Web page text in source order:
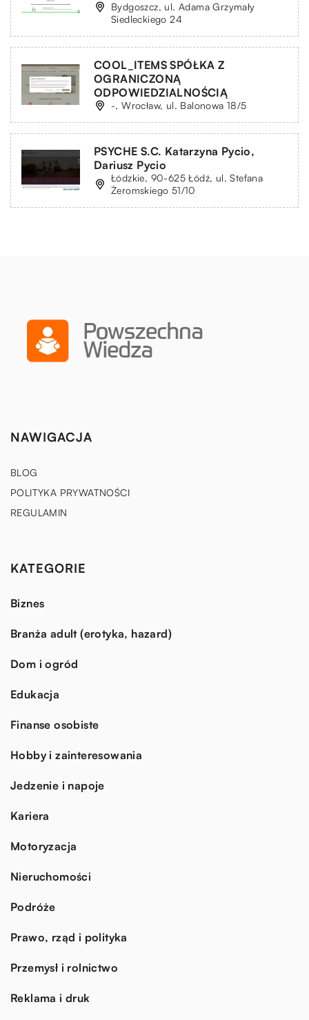
Bydgoszcz, ul. Adama Grzymały
Siedleckiego 24
COOL_ITEMS SPÓŁKA Z
OGRANICZONĄ
ODPOWIEDZIALNOŚCIĄ
-, Wrocław, ul. Balonowa 18/5
PSYCHE S.C. Katarzyna Pycio,
Dariusz Pycio
Łódzkie, 90-625 Łódź, ul. Stefana
Żeromskiego 51/10
NAWIGACJA
BLOG
POLITYKA PRYWATNOŚCI
REGULAMIN
KATEGORIE
Biznes
Branża adult (erotyka, hazard)
Dom i ogród
Edukacja
Finanse osobiste
Hobby i zainteresowania
Jedzenie i napoje
Kariera
Motoryzacja
Nieruchomości
Podróże
Prawo, rząd i polityka
Przemysł i rolnictwo
Reklama i druk